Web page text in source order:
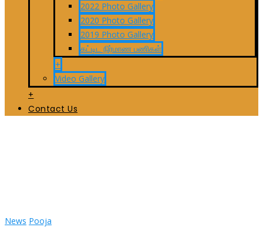
2022 Photo Gallery
2020 Photo Gallery
2019 Photo Gallery
கட்டிட நிர்மாண பணிகள்
+
Video Gallery
+
Contact Us
News Pooja